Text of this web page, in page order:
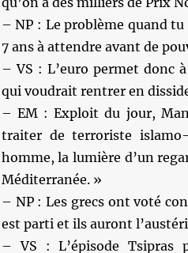
– NP : Le problème quand tu
7 ans à attendre avant de
– VS : L’euro permet donc
qui voudrait rentrer en
– EM : Exploit du jour,
traiter de terroriste
homme, la lumière d’un
Méditerranée. »
– NP : Les grecs ont voté
est parti et ils auront
– VS : L’épisode Tsipras